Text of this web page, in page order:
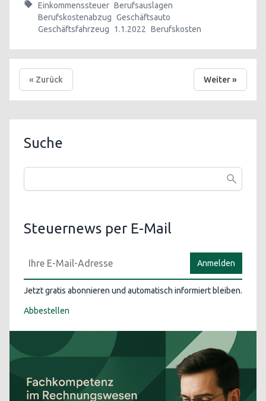
Einkommenssteuer Berufsauslagen
Berufskostenabzug Geschäftsauto
Geschäftsfahrzeug
1.1.2022 Berufskosten
« Zurück Weiter »
Suche
Steuernews per E-Mail
Anmelden
Jetzt gratis abonnieren und automatisch informiert bleiben.
Abbestellen